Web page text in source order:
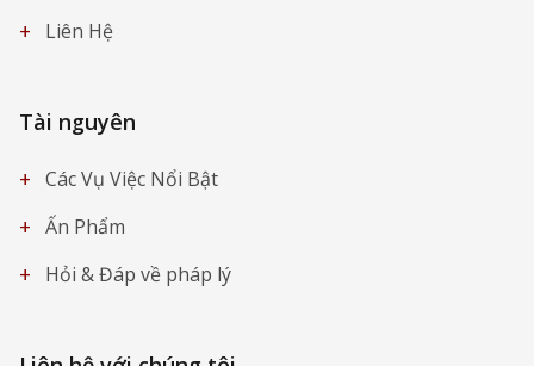
+ Liên Hệ
Tài nguyên
+ Các Vụ Việc Nổi Bật
+ Ấn Phẩm
+ Hỏi & Đáp về pháp lý